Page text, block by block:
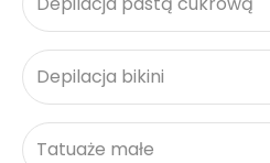
Depilacja bikini
Tatuaże małe